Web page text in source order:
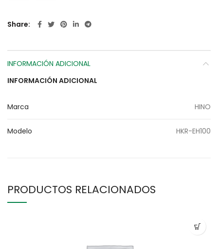
Share
INFORMACIÓN ADICIONAL
INFORMACIÓN ADICIONAL
Marca HINO
Modelo HKR-EH100
PRODUCTOS RELACIONADOS